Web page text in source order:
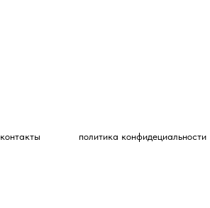
контакты политика конфидециальности